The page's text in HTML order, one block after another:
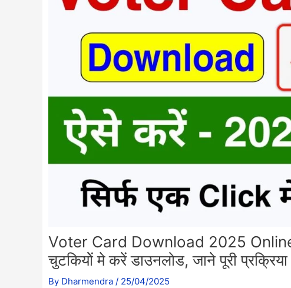
Voter Card Download 2025 Online:
चुटकियोें मे करें डाउनलोड, जाने पूरी प्रक्रिया
By Dharmendra / 25/04/2025